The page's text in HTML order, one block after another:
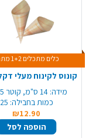
כלים מתכלים 1+2 מתנה
מידה: 14 ס"מ, קוטר 5 ס"מ
כמות בחבילה: 25
₪12.90
הוספה לסל